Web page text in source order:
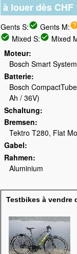
à louer dès CHF
Gents S:check_circle Gents M:
check_circle Mixed S:check_circle Mixed
Moteur
Bosch Smart
Batterie
Bosch
Ah / 36V)
Schaltung
Bremsen
Tektro T280, Flat
Gabel
Rahmen
Aluminium
Testbikes à vendre